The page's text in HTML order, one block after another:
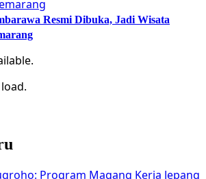
Resmi Dibuka, Jadi Wisata